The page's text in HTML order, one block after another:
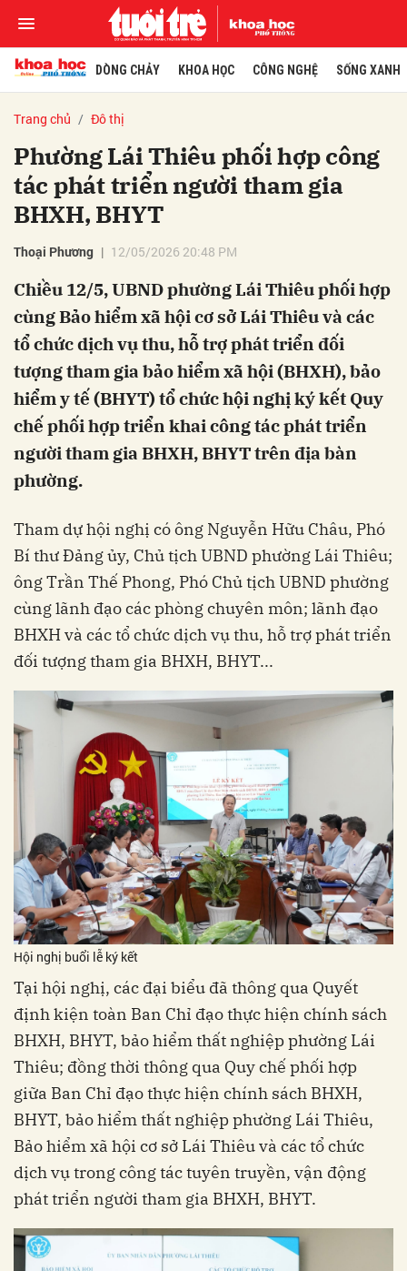
DÒNG CHẢY KHOA HỌC CÔNG NGHỆ SỐNG XANH
Trang chủ Đô thị
Phường Lái Thiêu phối hợp công
tác phát triển người tham gia
BHXH, BHYT
Thoại Phương 12/05/2026 20:48 PM
Chiều 12/5, UBND phường Lái Thiêu phối hợp
cùng Bảo hiểm xã hội cơ sở Lái Thiêu và các
tổ chức dịch vụ thu, hỗ trợ phát triển đối
tượng tham gia bảo hiểm xã hội (BHXH), bảo
hiểm y tế (BHYT) tổ chức hội nghị ký kết Quy
chế phối hợp triển khai công tác phát triển
người tham gia BHXH, BHYT trên địa bàn
phường.
Tham dự hội nghị có ông Nguyễn Hữu Châu, Phó
Bí thư Đảng ủy, Chủ tịch UBND phường Lái Thiêu;
ông Trần Thế Phong, Phó Chủ tịch UBND phường
cùng lãnh đạo các phòng chuyên môn; lãnh đạo
BHXH và các tổ chức dịch vụ thu, hỗ trợ phát triển
đối tượng tham gia BHXH, BHYT...
Hội nghị buổi lễ ký kết
Tại hội nghị, các đại biểu đã thông qua Quyết
định kiện toàn Ban Chỉ đạo thực hiện chính sách
BHXH, BHYT, bảo hiểm thất nghiệp phường Lái
Thiêu; đồng thời thông qua Quy chế phối hợp
giữa Ban Chỉ đạo thực hiện chính sách BHXH,
BHYT, bảo hiểm thất nghiệp phường Lái Thiêu,
Bảo hiểm xã hội cơ sở Lái Thiêu và các tổ chức
dịch vụ trong công tác tuyên truyền, vận động
phát triển người tham gia BHXH, BHYT.